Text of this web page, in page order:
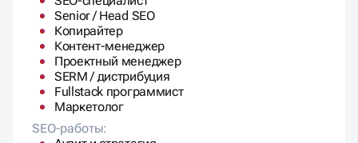
Команда
SEO-специалист
Senior / Head SEO
Копирайтер
Контент-менеджер
Проектный менеджер
SERM / дистрибуция
Fullstack программист
Маркетолог